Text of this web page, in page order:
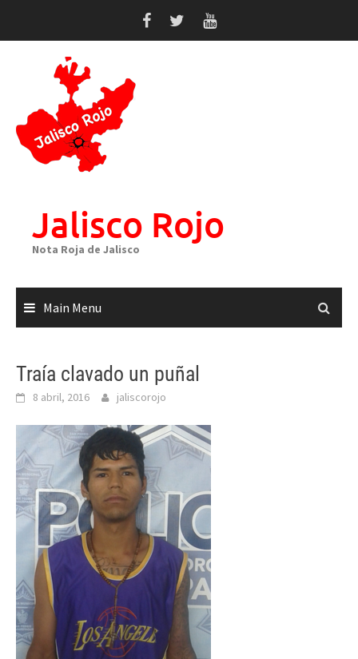
Jalisco Rojo
Nota Roja de Jalisco
Main Menu
Traía clavado un puñal
8 abril, 2016 jaliscorojo